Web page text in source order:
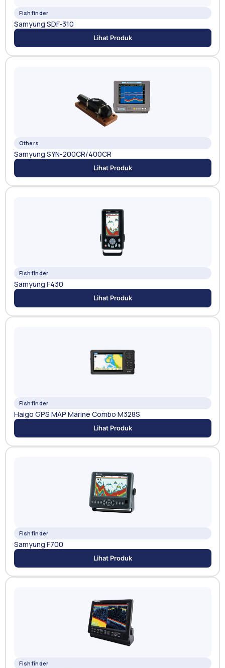
Fishfinder
Samyung SDF-310
Lihat Produk
Others
Samyung SYN-200CR/400CR
Lihat Produk
Fishfinder
Samyung F430
Lihat Produk
Fishfinder
Haigo GPS MAP Marine Combo M328S
Lihat Produk
Fishfinder
Samyung F700
Lihat Produk
Fishfinder